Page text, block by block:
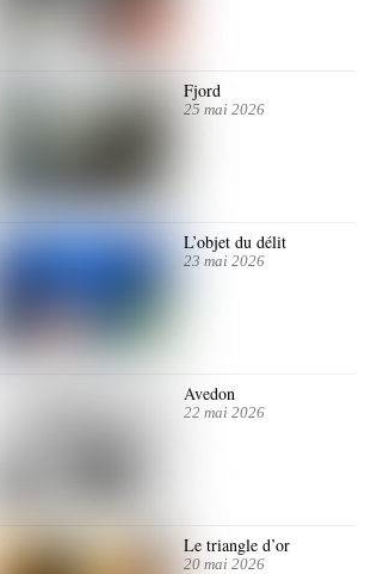
Fjord
25 mai 2026
L’objet du délit
23 mai 2026
Avedon
22 mai 2026
Le triangle d’or
20 mai 2026